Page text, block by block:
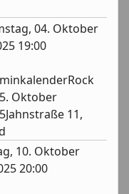
04. Oktober
19:00
Oktober
11,
10. Oktober
20:00